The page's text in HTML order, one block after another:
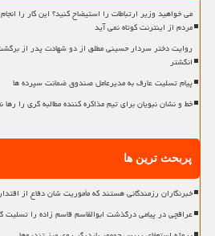
می خواهید وزیر ارتباطات را استیضاح کنید؟ این کار را
مردم از اینترنت کوتاه نمی آید
روایت دختر سردار حسینی مطلق از دو شهادت پدر از
انگشتر
پیام تسلیت عارف به مدیرعامل صندوق ضمانت سپرده ها
خط و نشان نبویان برای تیم مذاکره کننده مطالبه گری را رها
پربحث ترین ها
خبرنگاران رزمندگانی هستند که مأموریت شان دفاع از
عراقچی در پیامی درگذشت ابوالقاسم قاسم زاده را تسلیت